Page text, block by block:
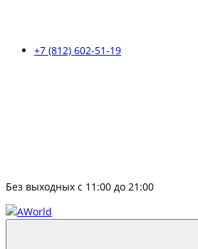
+7 (812) 602-51-19
Без выходных с 11:00 до 21:00